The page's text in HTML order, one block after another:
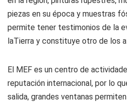
piezas en su época y muestras
permite tener testimonios de la
laTierra y constituye otro de los
El MEF es un centro de
reputación internacional, por lo
salida, grandes ventanas